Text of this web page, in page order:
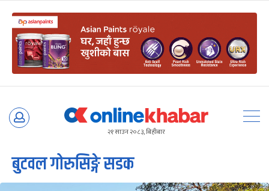
Skip
२१ साउन २०८३, बिहीबार
बुटवल गोरुसिङ्गे सडक